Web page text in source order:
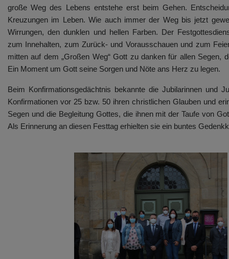
große Weg des Lebens entstehe erst beim Gehen.
Kreuzungen im Leben. Wie auch immer der Weg bis jetzt
Wirrungen, den dunklen und hellen Farben. Der
zum Innehalten, zum Zurück- und Vorausschauen und zum
mitten auf dem „Großen Weg“ Gott zu danken für allen Segen,
Ein Moment um Gott seine Sorgen und Nöte ans Herz zu legen.
Beim Konfirmationsgedächtnis bekannte die Jubilarinnen und
Konfirmationen vor 25 bzw. 50 ihren christlichen Glauben und
Segen und die Begleitung Gottes, die ihnen mit der Taufe von
Als Erinnerung an diesen Festtag erhielten sie ein buntes